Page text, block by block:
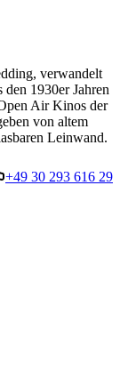
verwandelt
1930er Jahren
Air Kinos der
von altem
Leinwand.
+49 30 293 616 29